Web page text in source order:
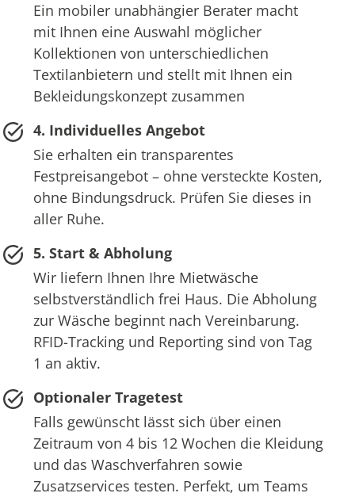
Ein mobiler unabhängier Berater macht
mit Ihnen eine Auswahl möglicher
Kollektionen von unterschiedlichen
Textilanbietern und stellt mit Ihnen ein
Bekleidungskonzept zusammen
4. Individuelles Angebot
Sie erhalten ein transparentes
Festpreisangebot – ohne versteckte Kosten,
ohne Bindungsdruck. Prüfen Sie dieses in
aller Ruhe.
5. Start & Abholung
Wir liefern Ihnen Ihre Mietwäsche
selbstverständlich frei Haus. Die Abholung
zur Wäsche beginnt nach Vereinbarung.
RFID-Tracking und Reporting sind von Tag
1 an aktiv.
Optionaler Tragetest
Falls gewünscht lässt sich über einen
Zeitraum von 4 bis 12 Wochen die Kleidung
und das Waschverfahren sowie
Zusatzservices testen. Perfekt, um Teams